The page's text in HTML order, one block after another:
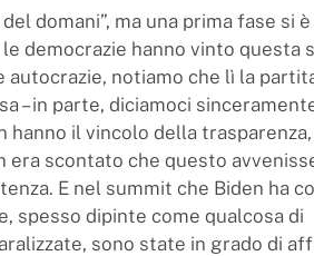
domani”, ma una prima fase si è
le democrazie hanno vinto questa
autocrazie, notiamo che lì la
– in parte, diciamoci
hanno il vincolo della
era scontato che questo
E nel summit che Biden ha
spesso dipinte come qualcosa di
sono state in grado di